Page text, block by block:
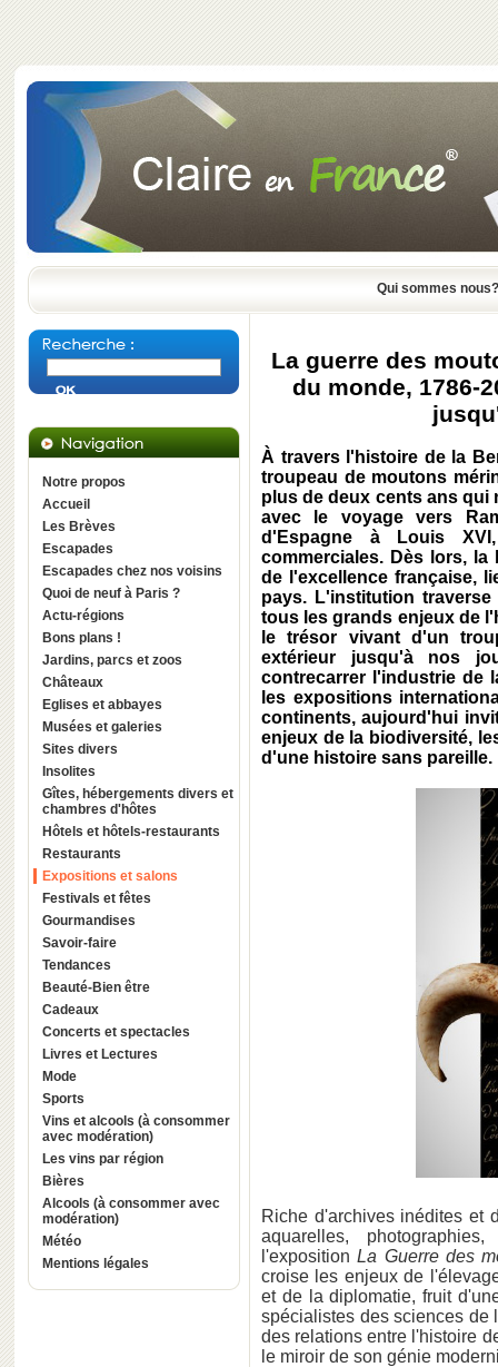
Qui sommes nous?
Notre propos
Accueil
Les Brèves
Escapades
Escapades chez nos voisins
Quoi de neuf à Paris ?
Actu-régions
Bons plans !
Jardins, parcs et zoos
Châteaux
Eglises et abbayes
Musées et galeries
Sites divers
Insolites
Gîtes, hébergements divers et
chambres d'hôtes
Hôtels et hôtels-restaurants
Restaurants
Expositions et salons
Festivals et fêtes
Gourmandises
Savoir-faire
Tendances
Beauté-Bien être
Cadeaux
Concerts et spectacles
Livres et Lectures
Mode
Sports
Vins et alcools (à consommer
avec modération)
Les vins par région
Bières
Alcools (à consommer avec
modération)
Météo
Mentions légales
La guerre des
du monde, 1786-
À travers l'histoire de la
troupeau de moutons
plus de deux cents ans qui
avec le voyage vers
d'Espagne à Louis
commerciales. Dès lors,
de l'excellence française,
pays. L'institution
tous les grands enjeux de
le trésor vivant d'un
extérieur jusqu'à nos
contrecarrer l'industrie de
les expositions
continents, aujourd'hui
enjeux de la biodiversité,
d'une histoire sans pareille.
Riche d'archives inédites et
aquarelles,
l'expositionLa Guerre des
croise les enjeux de
et de la diplomatie, fruit
spécialistes des sciences de
des relations entre l'histoire
le miroir de son génie